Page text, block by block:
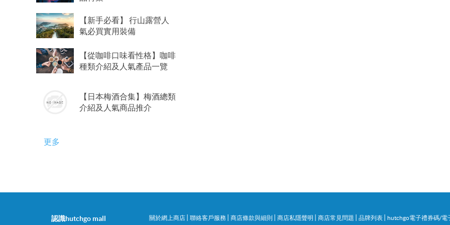
【新手必看】 行山露營人
氣必買實用裝備
【從咖啡口味看性格】咖啡
種類介紹及人氣產品一覽
【日本梅酒合集】梅酒總類
介紹及人氣商品推介
更多
認識hutchgo mall 關於網上商店 聯絡客戶服務 商店條款與細則 商店私隱聲明 商店常見問題 品牌列表 hutchgo電子禮券碼/電